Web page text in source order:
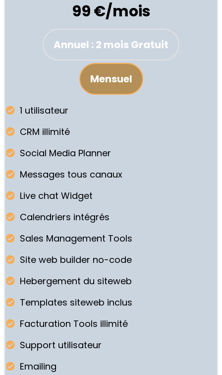
99 €/mois
Annuel : 2 mois Gratuit
Mensuel
1 utilisateur
CRM illimité
Social Media Planner
Messages tous canaux
Live chat Widget
Calendriers intégrés
Sales Management Tools
Site web builder no-code
Hebergement du siteweb
Templates siteweb inclus
Facturation Tools illimité
Support utilisateur
Emailing